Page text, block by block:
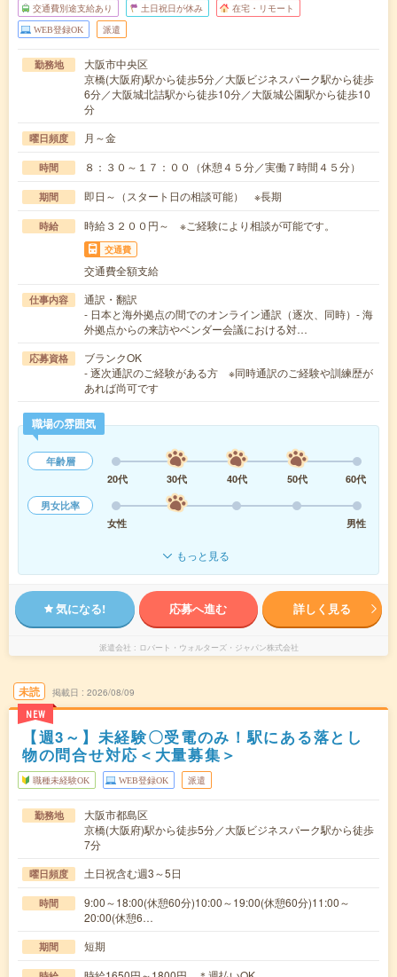
交通費別途支給あり 土日祝日が休み 在宅・リモート
WEB登録OK 派遣
勤務地
大阪市中央区
京橋(大阪府)駅から徒歩5分／大阪ビジネスパーク駅から徒歩
6分／大阪城北詰駅から徒歩10分／大阪城公園駅から徒歩10
分
曜日頻度 月～金
時間 ８：３０～１７：００（休憩４５分／実働７時間４５分）
期間 即日～（スタート日の相談可能） ※長期
時給 時給３２００円～ ※ご経験により相談が可能です。
交通費
交通費全額支給
仕事内容
通訳・翻訳
- 日本と海外拠点の間でのオンライン通訳（逐次、同時）- 海
外拠点からの来訪やベンダー会議における対…
応募資格
ブランクOK
- 逐次通訳のご経験がある方 ※同時通訳のご経験や訓練歴が
あれば尚可です
職場の雰囲気
年齢層
20代
30代 40代 50代
60代
男女比率
女性
男性
もっと見る
気になる! 応募へ進む 詳しく見る
派遣会社 ロバート・ウォルターズ・ジャパン株式会社
未読
NEW
掲載日 2026/08/09
【週3～】未経験〇受電のみ！駅にある落とし
物の問合せ対応＜大量募集＞
職種未経験OK WEB登録OK 派遣
勤務地
大阪市都島区
京橋(大阪府)駅から徒歩5分／大阪ビジネスパーク駅から徒歩
7分
曜日頻度 土日祝含む週3～5日
時間
9:00～18:00(休憩60分)10:00～19:00(休憩60分)11:00～
20:00(休憩6…
期間 短期